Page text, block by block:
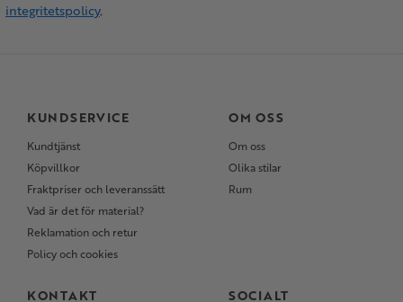
integritetspolicy.
KUNDSERVICE
Kundtjänst
Köpvillkor
Fraktpriser och leveranssätt
Vad är det för material?
Reklamation och retur
Policy och cookies
OM OSS
Om oss
Olika stilar
Rum
KONTAKT SOCIALT